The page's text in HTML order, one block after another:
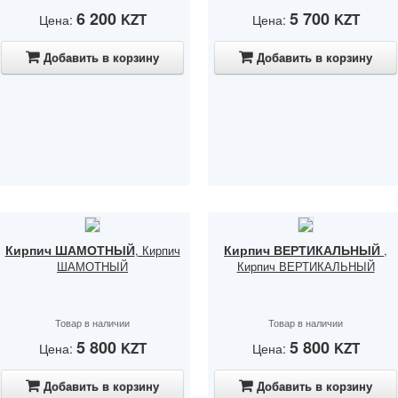
Цена: 6 200 KZT
Добавить в корзину
Цена: 5 700 KZT
Добавить в корзину
Кирпич ШАМОТНЫЙ, Кирпич
ШАМОТНЫЙ
Товар в наличии
Цена: 5 800 KZT
Добавить в корзину
Кирпич ВЕРТИКАЛЬНЫЙ ,
Кирпич ВЕРТИКАЛЬНЫЙ
Товар в наличии
Цена: 5 800 KZT
Добавить в корзину